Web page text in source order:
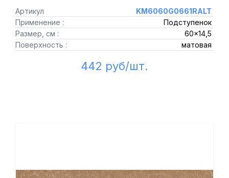
Артикул
KM6060G0661RALT
Применение :
Подступенок
Размер, см :
60x14,5
Поверхность :
матовая
442 руб/шт.